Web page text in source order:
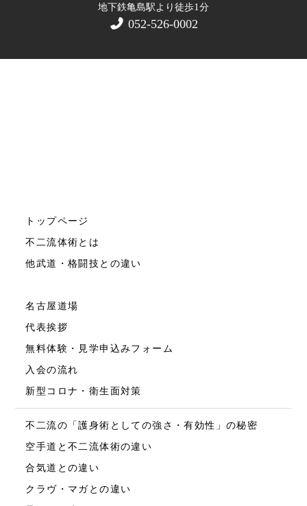
地下鉄亀島駅より徒歩1 分
052-526-0002
トップページ
不二流体術とは
他武道・格闘技との違い
名古屋道場
代表挨拶
無料体験・見学申込みフォーム
入会の流れ
新型コロナ・衛生面対策
不二流の「護身術としての強さ・有効性」の秘密
空手道と不二流体術の違い
合気道との違い
クラヴ・マガとの違い